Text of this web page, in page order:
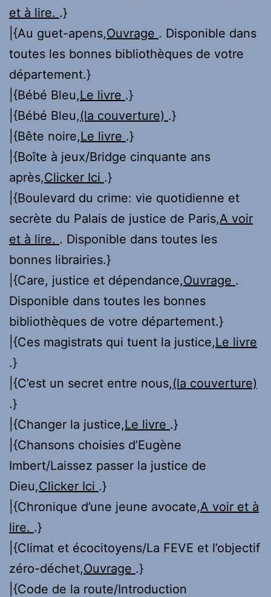
et à lire. .}
|{Au guet-apens,Ouvrage . Disponible dans
toutes les bonnes bibliothèques de votre
département.}
|{Bébé Bleu,Le livre .}
|{Bébé Bleu,(la couverture) .}
|{Bête noire,Le livre .}
|{Boîte à jeux/Bridge cinquante ans
après,Clicker Ici .}
|{Boulevard du crime: vie quotidienne et
secrète du Palais de justice de Paris,A voir
et à lire. . Disponible dans toutes les
bonnes librairies.}
|{Care, justice et dépendance,Ouvrage .
Disponible dans toutes les bonnes
bibliothèques de votre département.}
|{Ces magistrats qui tuent la justice,Le livre
.}
|{C’est un secret entre nous,(la couverture)
.}
|{Changer la justice,Le livre .}
|{Chansons choisies d’Eugène
Imbert/Laissez passer la justice de
Dieu,Clicker Ici .}
|{Chronique d’une jeune avocate,A voir et à
lire. .}
|{Climat et écocitoyens/La FEVE et l’objectif
zéro-déchet,Ouvrage .}
|{Code de la route/Introduction